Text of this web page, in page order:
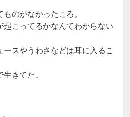
のがなかったころ。
起こってるかなんてわからない
スやうわさなどは耳に入るこ
きてた。